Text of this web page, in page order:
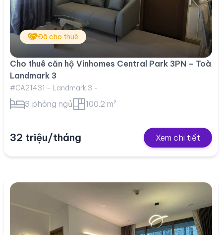
Đã cho thuê
Cho thuê căn hộ Vinhomes Central Park 3PN – Toà
Landmark 3
#CA21431 - Landmark 3 -
3 phòng ngủ 100.2 m²
32 triệu/tháng Xem chi tiết